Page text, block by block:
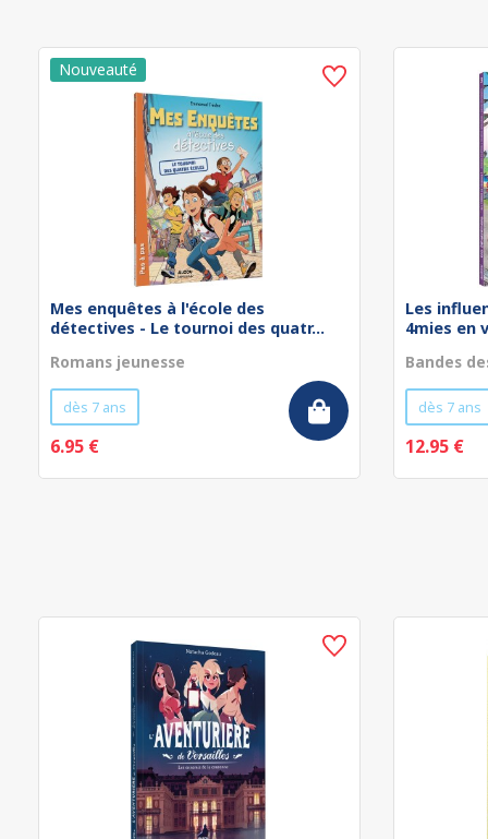
Mes enquêtes à l'école des
détectives - Le tournoi des quatr...
Romans jeunesse
dès 7 ans
6.95 €
Les
4mies en
Bandes
dès 7 ans
12.95 €